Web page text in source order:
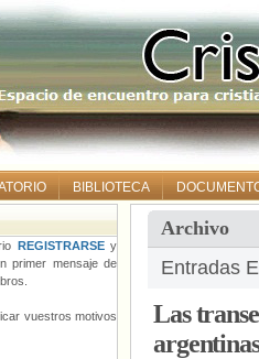
BIBLIOTECA
Archivo
Entradas
Las
REGISTRARSEy
primer mensaje de
vuestros motivos